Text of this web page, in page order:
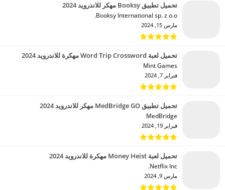
تحميل تطبيق Booksy مهكر للاندرويد 2024
Booksy International sp. z o.o.‏
مارس 15, 2024
تحميل لعبة Word Trip Crossword مهكرة للاندرويد 2024
Mint Games‏
فبراير 7, 2024
تحميل تطبيق MedBridge GO مهكر للاندرويد 2024
MedBridge‏
فبراير 19, 2024
تحميل لعبة Money Heist مهكرة للاندرويد 2024
Netflix Inc.‏
مارس 9, 2024